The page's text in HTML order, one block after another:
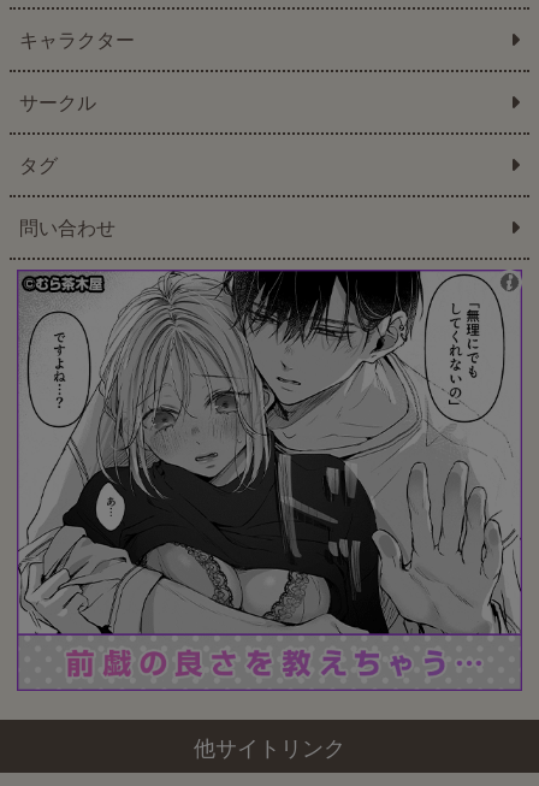
キャラクター
サークル
タグ
問い合わせ
他サイトリンク